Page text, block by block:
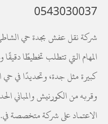
0543030037
شركة نقل عفش بجدة حي
المهام التي تتطلب تخطيطًا
كبيرة مثل جدة، وتحديدًا في حي
وقربه من الكورنيش والمباني
الاعتماد على شركة متخصصة